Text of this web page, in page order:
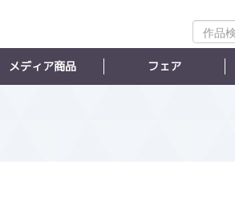
作
品
メディア商品 フェア